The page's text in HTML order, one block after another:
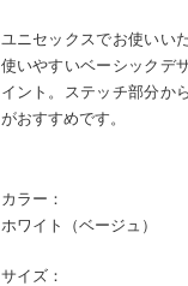
ユニセックスでお使いい
使いやすいベーシックデ
イント。ステッチ部分か
がおすすめです。
カラー：
ホワイト（ベージュ）
サイズ：